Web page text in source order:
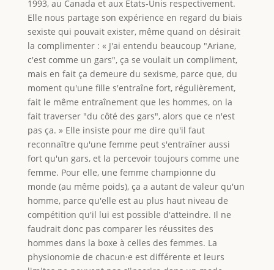
1993, au Canada et aux États-Unis respectivement.
Elle nous partage son expérience en regard du biais
sexiste qui pouvait exister, même quand on désirait
la complimenter : « J'ai entendu beaucoup "Ariane,
c'est comme un gars", ça se voulait un compliment,
mais en fait ça demeure du sexisme, parce que, du
moment qu'une fille s'entraîne fort, régulièrement,
fait le même entraînement que les hommes, on la
fait traverser "du côté des gars", alors que ce n'est
pas ça. » Elle insiste pour me dire qu'il faut
reconnaître qu'une femme peut s'entraîner aussi
fort qu'un gars, et la percevoir toujours comme une
femme. Pour elle, une femme championne du
monde (au même poids), ça a autant de valeur qu'un
homme, parce qu'elle est au plus haut niveau de
compétition qu'il lui est possible d'atteindre. Il ne
faudrait donc pas comparer les réussites des
hommes dans la boxe à celles des femmes. La
physionomie de chacun·e est différente et leurs